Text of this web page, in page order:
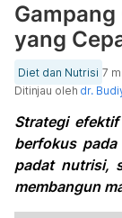
yang
Diet dan Nutrisi 7
Ditinjau oleh dr.
Strategi
berfokus
padat nutrisi,
membangun